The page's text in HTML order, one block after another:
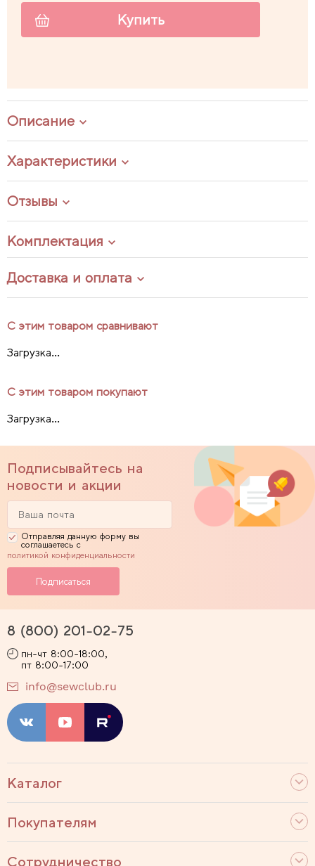
Купить
Описание
Характеристики
Отзывы
Комплектация
Доставка и оплата
С этим товаром сравнивают
Загрузка...
С этим товаром покупают
Загрузка...
Подписывайтесь на
новости и акции
Отправляя данную форму вы
соглашаетесь с
политикой конфиденциальности
Каталог
Покупателям
Сотрудничество
8 (800) 201-02-75
пн-чт 8:00-18:00,
пт 8:00-17:00
info@sewclub.ru